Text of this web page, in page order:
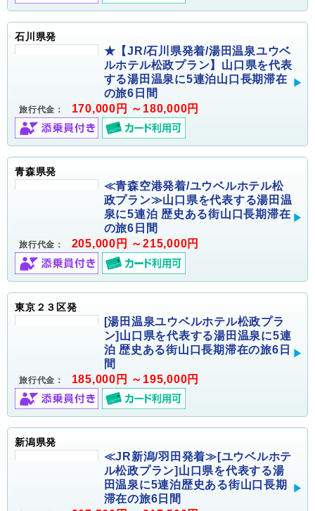
石川県発
★【JR/石川県発着/湯田温泉ユウベ
ルホテル松政プラン】山口県を代表
する湯田温泉に5連泊山口長期滞在
の旅6日間
旅行代金： 170,000円 ～180,000円
青森県発
≪青森空港発着/ユウベルホテル松
政プラン≫山口県を代表する湯田温
泉に5連泊 歴史ある街山口長期滞在
の旅6日間
旅行代金： 205,000円 ～215,000円
東京２３区発
[湯田温泉ユウベルホテル松政プラ
ン]山口県を代表する湯田温泉に5連
泊 歴史ある街山口長期滞在の旅6日
間
旅行代金： 185,000円 ～195,000円
新潟県発
≪JR新潟/羽田発着≫[ユウベルホテ
ル松政プラン]山口県を代表する湯
田温泉に5連泊歴史ある街山口長期
滞在の旅6日間